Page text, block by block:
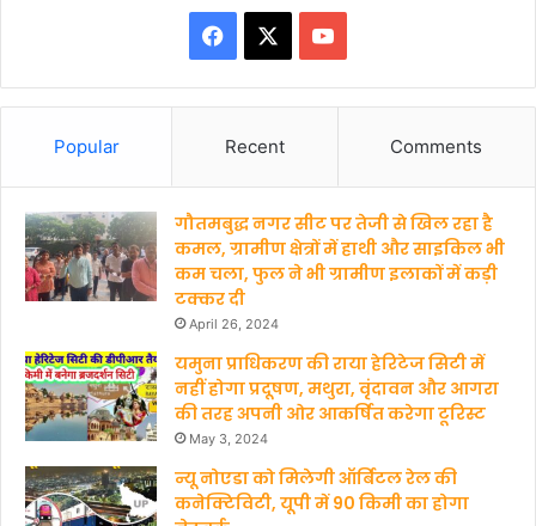
a
b
o
o
k
o
u
b
Popular Recent Comments
गौतमबुद्ध नगर सीट पर तेजी से खिल रहा है
कमल, ग्रामीण क्षेत्रों में हाथी और साइकिल भी
कम चला, फुल ने भी ग्रामीण इलाकों में कड़ी
टक्कर दी
April 26, 2024
यमुना प्राधिकरण की राया हेरिटेज सिटी में
नहीं होगा प्रदूषण, मथुरा, वृंदावन और आगरा
की तरह अपनी ओर आकर्षित करेगा टूरिस्ट
May 3, 2024
न्यू नोएडा को मिलेगी ऑर्बिटल रेल की
कनेक्टिविटी, यूपी में 90 किमी का होगा